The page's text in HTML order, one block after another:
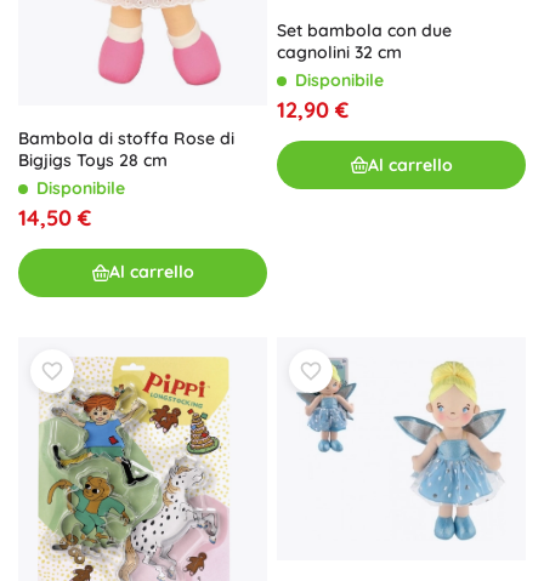
Bambola di stoffa Rose di
Bigjigs Toys 28 cm
Disponibile
14,50 €
Al carrello
Set bambola con due
cagnolini 32 cm
Disponibile
12,90 €
Al carrello